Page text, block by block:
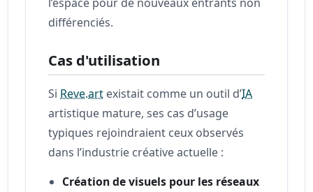
différenciés.
Cas d'utilisation
Si Reve.art existait comme un outil d’IA
artistique mature, ses cas d’usage
typiques rejoindraient ceux observés
dans l’industrie créative actuelle :
Création de visuels pour les réseaux